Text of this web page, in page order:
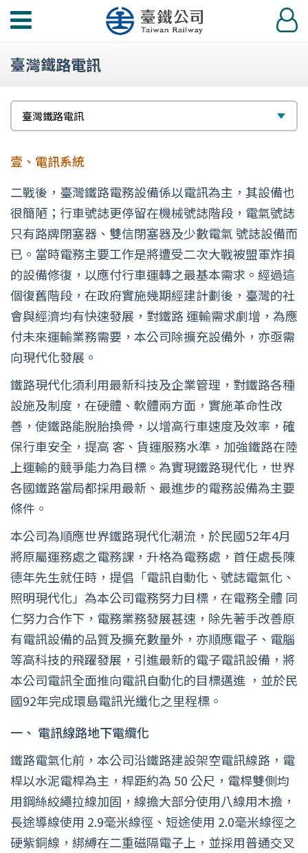
功
選
登
入
臺灣鐵路電訊
選
擇
臺灣鐵路電訊
壹、電訊系統
二戰後，臺灣鐵路電務設備係以電訊為主，其設備也
很簡陋；行車號誌更停留在機械號誌階段，電氣號誌
只有路牌閉塞器、雙信閉塞器及少數電氣 號誌設備而
已。當時電務主要工作是將遭受二次大戰被盟軍炸損
的設備修復，以應付行車運轉之最基本需求。經過這
個復舊階段，在政府實施幾期經建計劃後，臺灣的社
會與經濟均有快速發展，對鐵路 運輸需求劇增，為應
付未來運輸業務需要，本公司除擴充設備外，亦亟需
向現代化發展。
鐵路現代化須利用最新科技及企業管理，對鐵路各種
設施及制度，在硬體、軟體兩方面，實施革命性改
善，使鐵路能脫胎換骨，以增高行車速度及效率，確
保行車安全，提高 客、貨運服務水準，加強鐵路在陸
上運輸的競爭能力為目標。為實現鐵路現代化，世界
各國鐵路當局都採用最新、最進步的電務設備為主要
條件。
本公司為順應世界鐵路現代化潮流，於民國52年4月
將原屬運務處之電務課，升格為電務處，首任處長陳
德年先生就任時，提倡「電訊自動化、號誌電氣化、
照明現代化」為本公司電務努力目標，在電務全體 同
仁努力合作下，電務業務發展甚速，除先著手改善原
有電訊設備的品質及擴充數量外，亦順應電子、電腦
等高科技的飛躍發展，引進最新的電子電訊設備，將
本公司電訊全面推向電訊自動化的目標邁進 ，並於民
國92年完成環島電訊光纖化之里程標。
一、 電訊線路地下電纜化
鐵路電氣化前，本公司沿鐵路建設架空電訊線路，電
桿以水泥電桿為主，桿距約為 50 公尺，電桿雙側均
用鋼絲絞繩拉線加固，線擔大部分使用八線用木擔，
長途導線使用 2.9毫米線徑、短途使用 2.0毫米線徑之
硬紫銅線，綁縛在二重磁隔電子上，並採用普通交叉